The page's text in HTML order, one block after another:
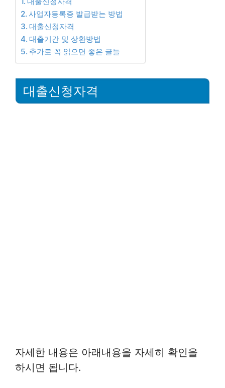
사업자등록증 발급받는 방법
대출신청자격
대출기간 및 상환방법
추가로 꼭 읽으면 좋은 글들
대출신청자격
자세한 내용은 아래내용을 자세히 확인을
하시면 됩니다.